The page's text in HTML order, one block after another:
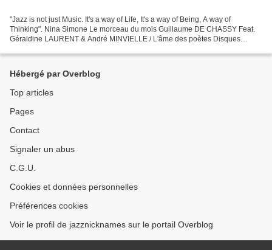
"Jazz is not just Music. It's a way of Life, It's a way of Being, A way of
Thinking". Nina Simone Le morceau du mois Guillaume DE CHASSY Feat.
Géraldine LAURENT & André MINVIELLE / L'âme des poètes Disques
Hébergé par Overblog
Top articles
Pages
Contact
Signaler un abus
C.G.U.
Cookies et données personnelles
Préférences cookies
Voir le profil de jazznicknames sur le portail Overblog